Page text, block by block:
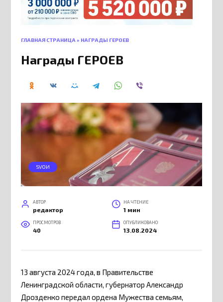
ГЛАВНАЯ СТРАНИЦА » НАГРАДЫ ГЕРОЕВ
Награды ГЕРОЕВ
SVOИ
АВТОР
редактор
НА ЧТЕНИЕ
1 мин
ПРОСМОТРОВ
40
ОПУБЛИКОВАНО
13.08.2024
13 августа 2024 года, в Правительстве
Ленинградской области, губернатор Александр
Дрозденко передал ордена Мужества семьям,